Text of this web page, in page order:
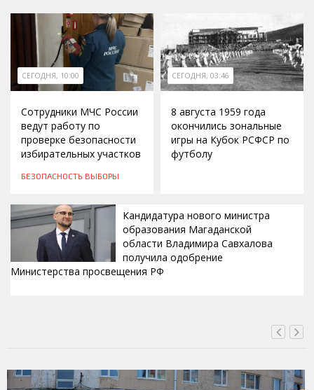
СЕГОДНЯ, 10:00
Сотрудники МЧС России
ведут работу по
проверке безопасности
избирательных участков
БЕЗОПАСНОСТЬ ВЫБОРЫ
СЕГОДНЯ, 03:46
8 августа 1959 года
окончились зональные
игры на Кубок РСФСР по
футболу
Кандидатура нового министра
образования Магаданской
области Владимира Савхалова
получила одобрение
Министерства просвещения РФ